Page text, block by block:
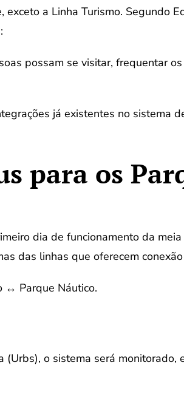
a Linha Turismo. Segundo
possam se visitar, frequentar
já existentes no sistema
para os
dia de funcionamento da
das linhas que oferecem
↔ Parque Náutico.
(Urbs), o sistema será